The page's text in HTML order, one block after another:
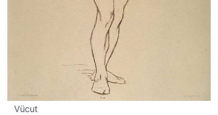
Vücut